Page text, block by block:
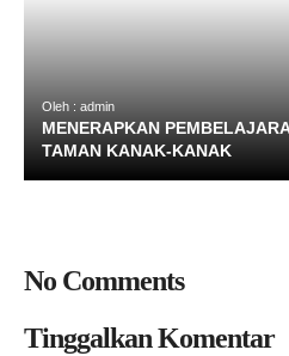
Oleh : admin
MENERAPKAN
TAMAN KANAK-KANAK
No Comments
Tinggalkan Komentar